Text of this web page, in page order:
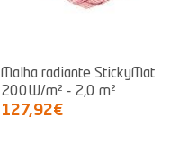
Malha radiante StickyMat
200W/m² - 2,0 m²
127,92€